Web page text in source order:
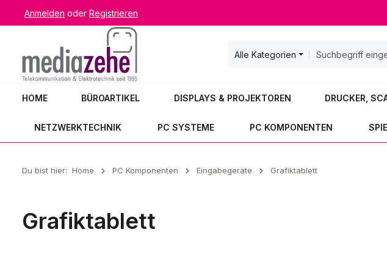
Hauptinhalt springen
Zur Suche springen
Zur Hauptnavigation springen
Anmelden oder Registrieren
Alle Kategorien
HOME BÜROARTIKEL DISPLAYS & PROJEKTOREN DRUCKER,
NETZWERKTECHNIK PC SYSTEME PC KOMPONENTEN
Du bist hier: Home PC Komponenten Eingabegeräte Grafiktablett
Grafiktablett
Grafiktablett